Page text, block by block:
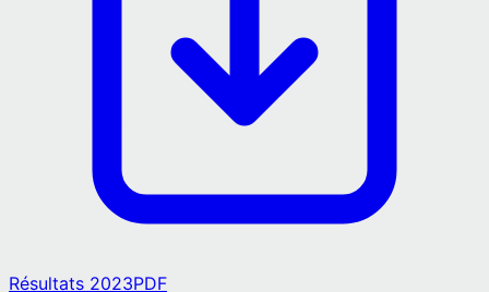
Résultats 2023PDF